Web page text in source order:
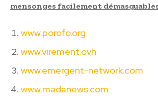
mensonges facilement
www.porofo.org
www.virement.ovh
www.emergent-network.com
www.madanews.com